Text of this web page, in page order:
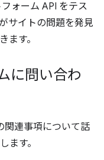
ォーム API をテス
サイトの問題を発見
ます。
に問い合わ
関連事項について話
ます。